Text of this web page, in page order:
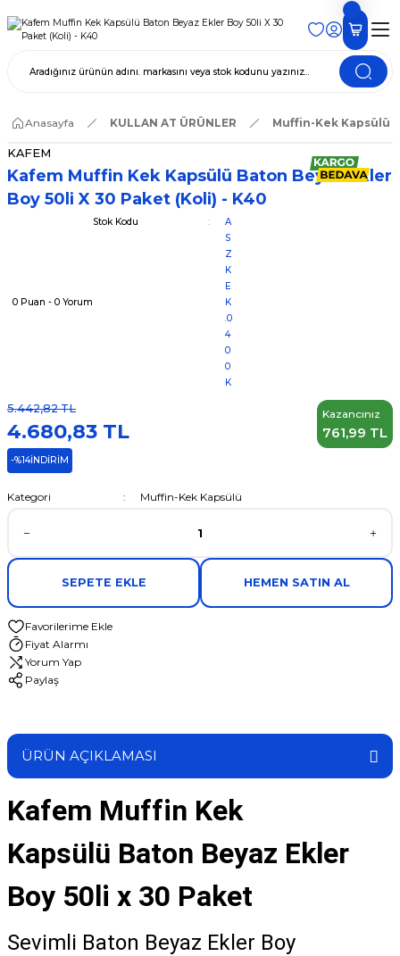
Anasayfa KULLAN AT ÜRÜNLER Muffin-Kek Kapsülü
KAFEM
Kafem Muffin Kek Kapsülü Baton Beyaz Ekler
Boy 50li X 30 Paket (Koli) - K40
0 Puan - 0 Yorum
Stok Kodu
A
S
Z
K
E
K
.0
4
0
0
K
5.442,82 TL
4.680,83 TL
-%14İNDİRİM
Kazancınız
761,99 TL
Kategori Muffin-Kek Kapsülü
SEPETE EKLE HEMEN SATIN AL
Fiyat Alarmı
Yorum Yap
Paylaş
ÜRÜN AÇIKLAMASI
Kafem Muffin Kek
Kapsülü Baton Beyaz Ekler
Boy 50li x 30 Paket
Sevimli Baton Beyaz Ekler Boy